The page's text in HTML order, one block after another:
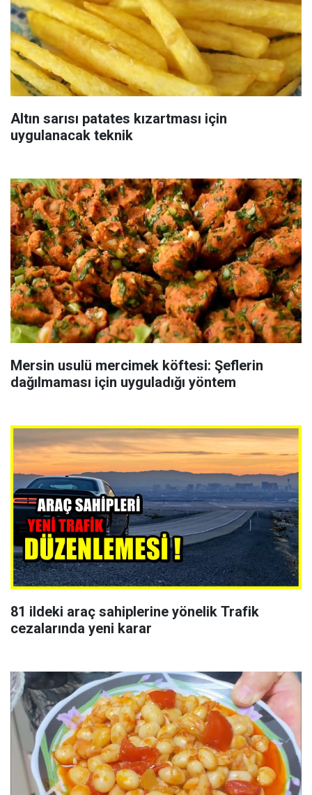
Altın sarısı patates kızartması için
uygulanacak teknik
Mersin usulü mercimek köftesi: Şeflerin
dağılmaması için uyguladığı yöntem
81 ildeki araç sahiplerine yönelik Trafik
cezalarında yeni karar